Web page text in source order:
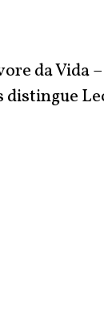
da Vida
distingue